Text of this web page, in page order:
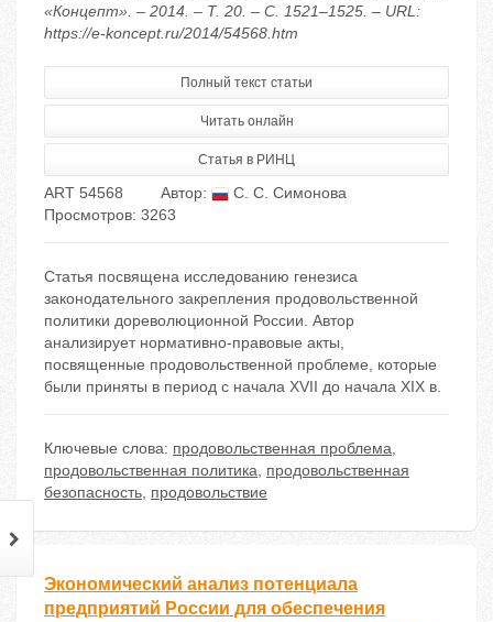
«Концепт». – 2014. – Т. 20. – С. 1521–1525. – URL:
https://e-koncept.ru/2014/54568.htm
Полный текст статьи
Читать онлайн
Статья в РИНЦ
ART 54568 Автор:
С. С. Симонова
Просмотров: 3263
Статья посвящена исследованию генезиса
законодательного закрепления продовольственной
политики дореволюционной России. Автор
анализирует нормативно-правовые акты,
посвященные продовольственной проблеме, которые
были приняты в период с начала XVII до начала XIX в.
Ключевые слова: продовольственная проблема,
продовольственная политика, продовольственная
безопасность, продовольствие
Экономический анализ потенциала
предприятий России для обеспечения